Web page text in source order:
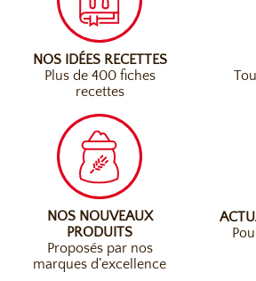
NOS IDÉES RECETTES
Plus de 400 fiches
recettes
NOS NOUVEAUX
PRODUITS
Proposés par nos
marques d’excellence